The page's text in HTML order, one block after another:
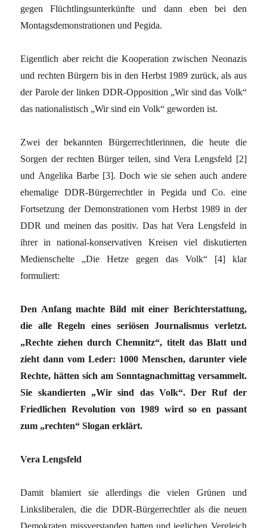
gegen Flüchtlingsunterkünfte und dann eben bei den
Montagsdemonstrationen und Pegida.
Eigentlich aber reicht die Kooperation zwischen Neonazis
und rechten Bürgern bis in den Herbst 1989 zurück, als aus
der Parole der linken DDR-Opposition „Wir sind das Volk“
das nationalistisch „Wir sind ein Volk“ geworden ist.
Zwei der bekannten Bürgerrechtlerinnen, die heute die
Sorgen der rechten Bürger teilen, sind Vera Lengsfeld [2]
und Angelika Barbe [3]. Doch wie sie sehen auch andere
ehemalige DDR-Bürgerrechtler in Pegida und Co. eine
Fortsetzung der Demonstrationen vom Herbst 1989 in der
DDR und meinen das positiv. Das hat Vera Lengsfeld in
ihrer in national-konservativen Kreisen viel diskutierten
Medienschelte „Die Hetze gegen das Volk“ [4] klar
formuliert:
Den Anfang machte Bild mit einer Berichterstattung,
die alle Regeln eines seriösen Journalismus verletzt.
„Rechte ziehen durch Chemnitz“, titelt das Blatt und
zieht dann vom Leder: 1000 Menschen, darunter viele
Rechte, hätten sich am Sonntagnachmittag versammelt.
Sie skandierten „Wir sind das Volk“. Der Ruf der
Friedlichen Revolution von 1989 wird so en passant
zum „rechten“ Slogan erklärt.
Vera Lengsfeld
Damit blamiert sie allerdings die vielen Grünen und
Linksliberalen, die die DDR-Bürgerrechtler als die neuen
Demokraten missverstanden hatten und jeglichen Vergleich